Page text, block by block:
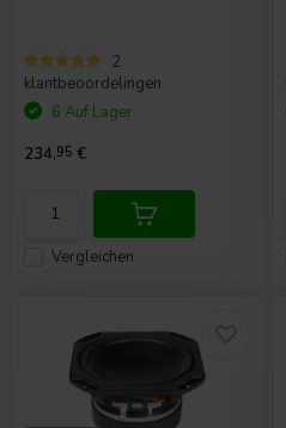
2
klantbeoordelingen
Vergleichen
6 Auf Lager
234,95 €